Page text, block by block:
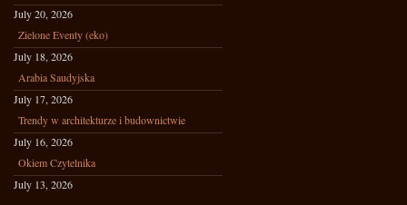
July 20, 2026
Zielone Eventy (eko)
July 18, 2026
Arabia Saudyjska
July 17, 2026
Trendy w architekturze i budownictwie
July 16, 2026
Okiem Czytelnika
July 13, 2026